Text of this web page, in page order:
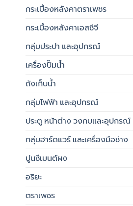
กระเบื้องหลังคาตราเพชร
กระเบื้องหลังคาเอสซีจี
กลุ่มประปา และอุปกรณ์
เครื่องปั๊มน้ำ
ถังเก็บน้ำ
กลุ่มไฟฟ้า และอุปกรณ์
ประตู หน้าต่าง วงกบและอุปกรณ์
กลุ่มฮาร์ดแวร์ และเครื่องมือช่าง
ปูนซีเมนต์ผง
อริยะ
ตราเพชร